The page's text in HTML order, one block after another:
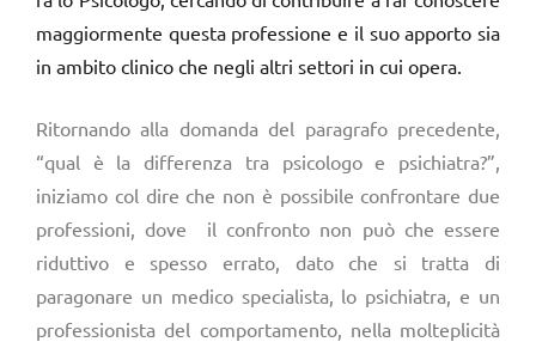
maggiormente questa professione e il suo apporto sia
in ambito clinico che negli altri settori in cui opera.
Ritornando alla domanda del paragrafo precedente,
“qual è la differenza tra psicologo e psichiatra?”,
iniziamo col dire che non è possibile confrontare due
professioni, dove il confronto non può che essere
riduttivo e spesso errato, dato che si tratta di
paragonare un medico specialista, lo psichiatra, e un
professionista del comportamento, nella molteplicità